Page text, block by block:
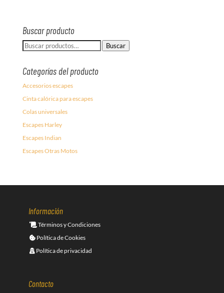
Buscar producto
Buscar
Buscar
Categorías del producto
Accesorios escapes
Cinta calórica para escapes
Colas universales
Escapes Harley
Escapes Indian
Escapes Otras Motos
Información
Términos y Condiciones
Política de Cookies
Política de privacidad
Contacto